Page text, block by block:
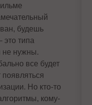
будешь
это типа
не нужны.
все будет
появляться
Но кто-то
кому-